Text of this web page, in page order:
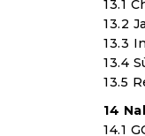
13.1
13.2
13.3
13.4
13.5
14
14.1